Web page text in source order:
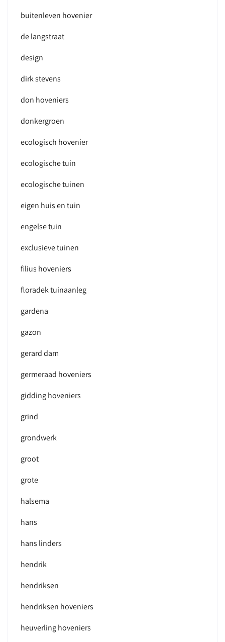
buitenleven hovenier
de langstraat
design
dirk stevens
don hoveniers
donkergroen
ecologisch hovenier
ecologische tuin
ecologische tuinen
eigen huis en tuin
engelse tuin
exclusieve tuinen
filius hoveniers
floradek tuinaanleg
gardena
gazon
gerard dam
germeraad hoveniers
gidding hoveniers
grind
grondwerk
groot
grote
halsema
hans
hans linders
hendrik
hendriksen
hendriksen hoveniers
heuverling hoveniers